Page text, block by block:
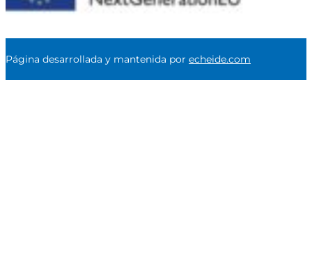
Página desarrollada y mantenida por echeide.com